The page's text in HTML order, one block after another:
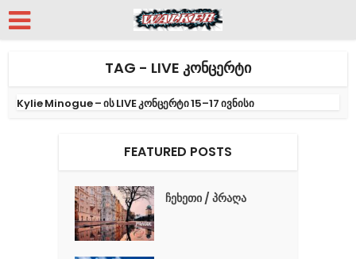
TAG - LIVE ᲙᲝᲜᲪᲔᲠᲢᲘ
Kylie Minogue – ის LIVE კონცერტი 15–17 ივნისი
FEATURED POSTS
ჩეხეთი / პრაღა